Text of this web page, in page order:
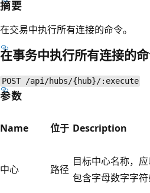
摘要
在交易中执行所有连接的命令。
在事务中执行所有连接的
POST /api/hubs/{hub}/:execute
参数
Name 位于 Description
中心 路径
目标中心名称，
包含字母数字字符